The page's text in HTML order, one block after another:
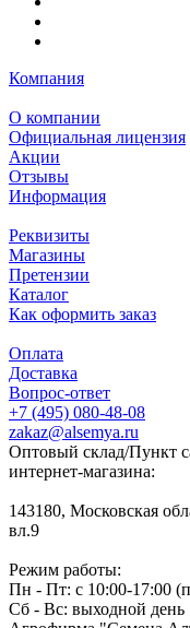
Компания
О компании
Официальная лицензия
Акции
Отзывы
Информация
Реквизиты
Магазины
Претензии
Каталог
Как оформить заказ
Оплата
Доставка
Вопрос-ответ
+7 (495) 080-48-08
zakaz@alsemya.ru
Оптовый склад/Пункт
интернет-магазина:
143180, Московская
вл.9
Режим работы:
Пн - Пт: с 10:00-17:00
Сб - Вс: выходной день